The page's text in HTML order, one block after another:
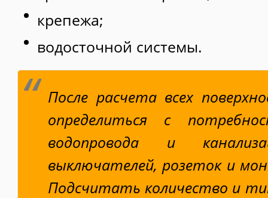
крепежа;
водосточной системы.
После расчета всех
определиться с
водопровода и
выключателей, розеток и
Подсчитать количество и